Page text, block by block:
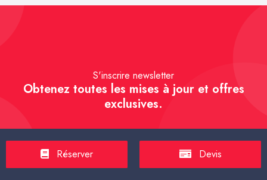
S'inscrire newsletter
Obtenez toutes les mises à jour et offres
exclusives.
S'inscrire
Réserver Devis